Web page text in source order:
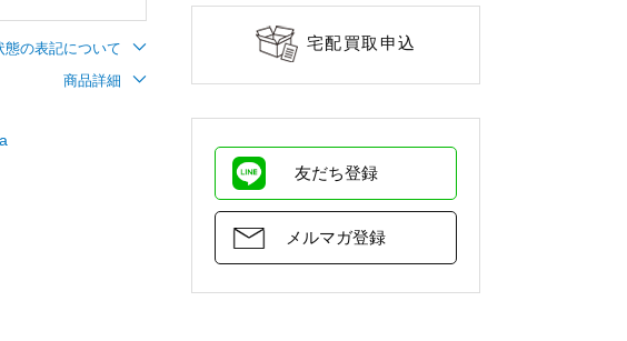
宅配買取申込
友だち登録
メルマガ登録
態の表記について
商品詳細